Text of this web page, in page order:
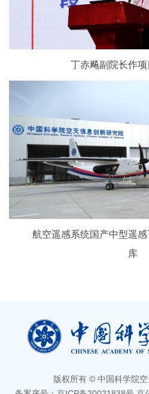
丁赤飚副院长作项
航空遥感系统国产中型遥感
库
版权所有 © 中国科学院